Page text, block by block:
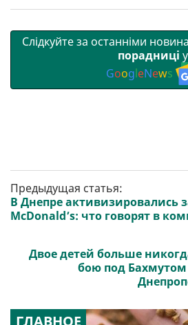
Слідкуйте за останніми
порадниці у
GoogleNews
Предыдущая статья:
В Днепре активизировались
McDonald’s: что говорят в
Двое детей больше
бою под